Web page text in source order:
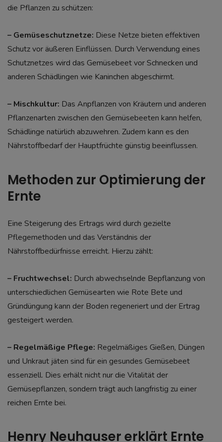
die Pflanzen zu schützen:
– Gemüseschutznetze: Diese Netze bieten effektiven
Schutz vor äußeren Einflüssen. Durch Verwendung eines
Schutznetzes wird das Gemüsebeet vor Schnecken und
anderen Schädlingen wie Kaninchen abgeschirmt.
– Mischkultur: Das Anpflanzen von Kräutern und anderen
Pflanzenarten zwischen den Gemüsebeeten kann helfen,
Schädlinge natürlich abzuwehren. Zudem kann es den
Nährstoffbedarf der Hauptfrüchte günstig beeinflussen.
Methoden zur Optimierung der
Ernte
Eine Steigerung des Ertrags wird durch gezielte
Pflegemethoden und das Verständnis der
Nährstoffbedürfnisse erreicht. Hierzu zählt:
– Fruchtwechsel: Durch abwechselnde Bepflanzung von
unterschiedlichen Gemüsearten wie Rote Bete und
Gründüngung kann der Boden regeneriert und der Ertrag
gesteigert werden.
– Regelmäßige Pflege: Regelmäßiges Gießen, Düngen
und Unkraut jäten sind für ein gesundes Gemüsebeet
essenziell. Dies erhält nicht nur die Vitalität der
Gemüsepflanzen, sondern trägt auch langfristig zu einer
reichen Ernte bei.
Henry Neuhauser erklärt Ernte